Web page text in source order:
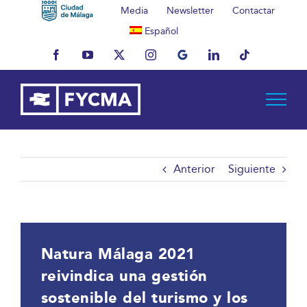
Media Newsletter
Contactar
Español
FacebookYouTubeX InstagramMyBusinessLinkedInTiktok
Anterior Siguiente
Natura Málaga 2021
reivindica una gestión
sostenible del turismo y los